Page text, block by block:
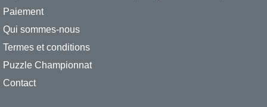
Paiement
Qui sommes-nous
Termes et conditions
Puzzle Championnat
Contact